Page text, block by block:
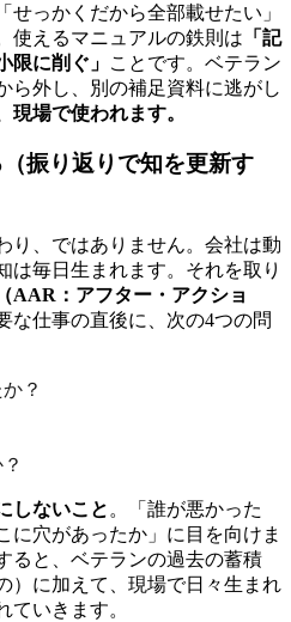
っかくだから全部載せたい」
使えるマニュアルの鉄則は 「記
限に削ぐ」 ことです。ベテラン
ら外し、別の補足資料に逃がし
現場で使われます。
振り返りで知を更新す
り、ではありません。会社は動
は毎日生まれます。それを取り
AAR：アフター・アクショ
な仕事の直後に、次の4つの問
？
しないこと 。「誰が悪かった
に穴があったか」に目を向けま
ると、ベテランの過去の蓄積
）に加えて、現場で日々生まれ
ていきます。